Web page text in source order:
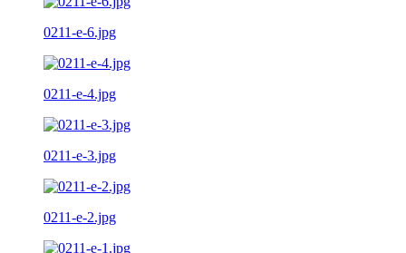
0211-e-6.jpg
0211-e-4.jpg
0211-e-3.jpg
0211-e-2.jpg